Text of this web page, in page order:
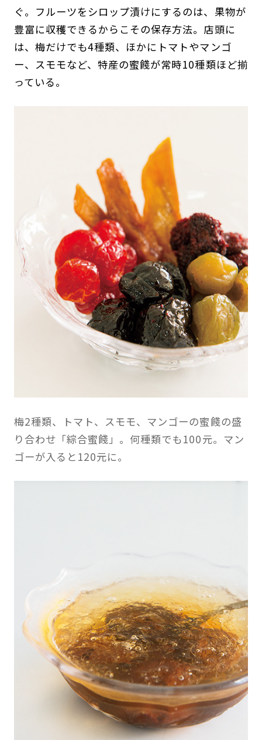
ぐ。フルーツをシロップ漬けにするのは、果物が
豊富に収穫できるからこその保存方法。店頭に
は、梅だけでも4種類、ほかにトマトやマンゴ
ー、スモモなど、特産の蜜餞が常時10種類ほど揃
っている。
梅2種類、トマト、スモモ、マンゴーの蜜餞の盛
り合わせ「綜合蜜餞」。何種類でも100元。マン
ゴーが入ると120元に。